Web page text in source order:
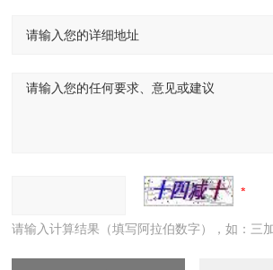
请输入计算结果（填写阿拉伯数字），如：三